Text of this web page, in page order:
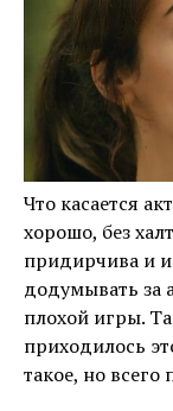
Что касается
хорошо, без
придирчива и
додумывать за
плохой игры.
приходилось
такое, но всего